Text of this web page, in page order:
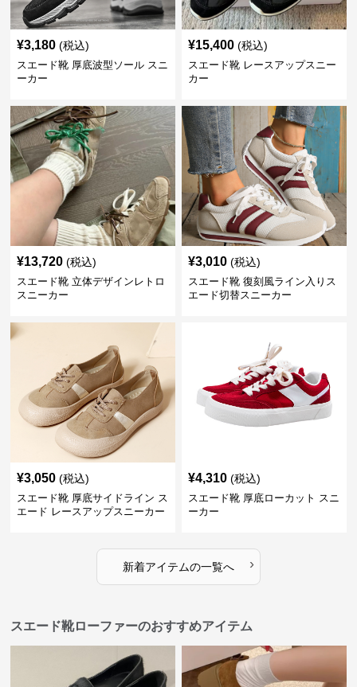
¥3,180 (税込)
スエード靴 厚底波型ソール スニ
ーカー
¥15,400 (税込)
スエード靴 レースアップスニー
カー
¥13,720 (税込)
スエード靴 立体デザインレトロ
スニーカー
¥3,010 (税込)
スエード靴 復刻風ライン入りス
エード切替スニーカー
¥3,050 (税込)
スエード靴 厚底サイドライン ス
エード レースアップスニーカー
¥4,310 (税込)
スエード靴 厚底ローカット スニ
ーカー
新着アイテムの一覧へ ›
スエード靴ローファーのおすすめアイテム